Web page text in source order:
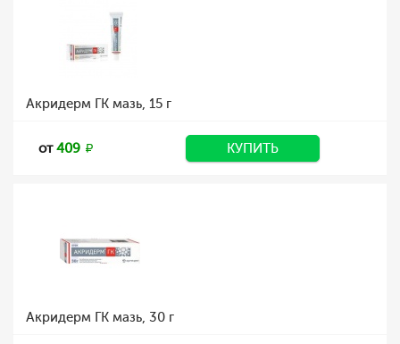
Акридерм ГК мазь, 15 г
от409 КУПИТЬ
Акридерм ГК мазь, 30 г